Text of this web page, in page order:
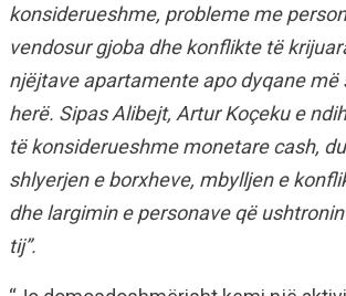
konsiderueshme, probleme me
vendosur gjoba dhe konflikte të
njëjtave apartamente apo dyqane më
herë. Sipas Alibejt, Artur Koçeku e
të konsiderueshme monetare cash,
shlyerjen e borxheve, mbylljen e
dhe largimin e personave që
tij”.